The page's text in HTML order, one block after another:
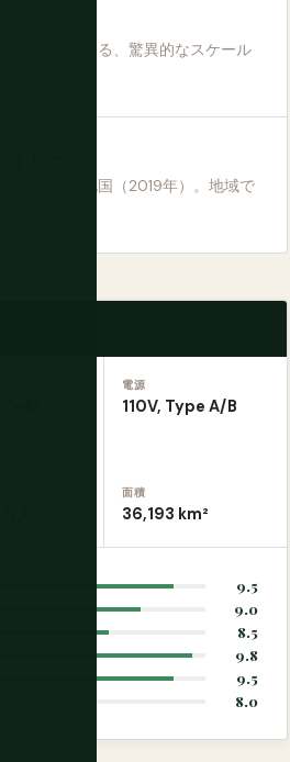
の徒歩道がある、驚異的なスケール
同性婚合法化国（2019年）。地域で
電源
110V, Type A/B
面積
36,193 km²
9.5
9.0
8.5
9.8
9.5
8.0